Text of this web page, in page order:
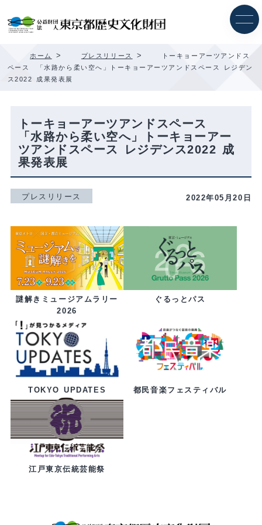
ホーム > プレスリリース >
トーキョーアーツアンドス
ペース 「水路から柔い空へ」トーキョーアーツアンドスペース レジデン
ス2022 成果発表展
トーキョーアーツアンドスペース
「水路から柔い空へ」トーキョーアー
ツアンドスペース レジデンス2022 成
果発表展
プレスリリース 2022年05月20日
謎解きミュージアムラリー
2026
ぐるっとパス
TOKYO UPDATES 都民音楽フェスティバル
江戸東京伝統芸能祭